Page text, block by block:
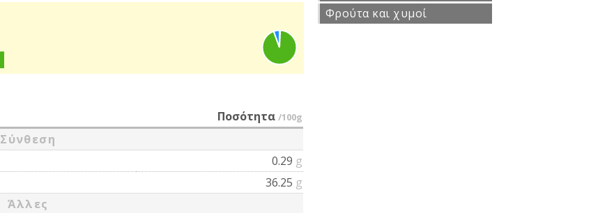
Ποσότητα /100g
Σύνθεση
0.29 g
36.25 g
Άλλες
Φρούτα και χυμοί